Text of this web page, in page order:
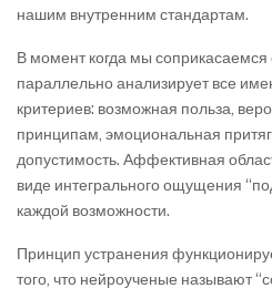
нашим внутренним стандартам.
В момент когда мы
параллельно анализирует все
критериев: возможная польза,
принципам, эмоциональная
допустимость. Аффективная
виде интегрального ощущения
каждой возможности.
Принцип устранения
того, что нейроученые называют